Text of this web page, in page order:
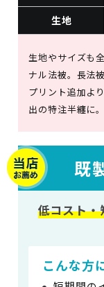
生地
生地やサイズも
ナル法被。長法
プリント追加よ
出の特注半纏に。
既
低コスト・
こんな方